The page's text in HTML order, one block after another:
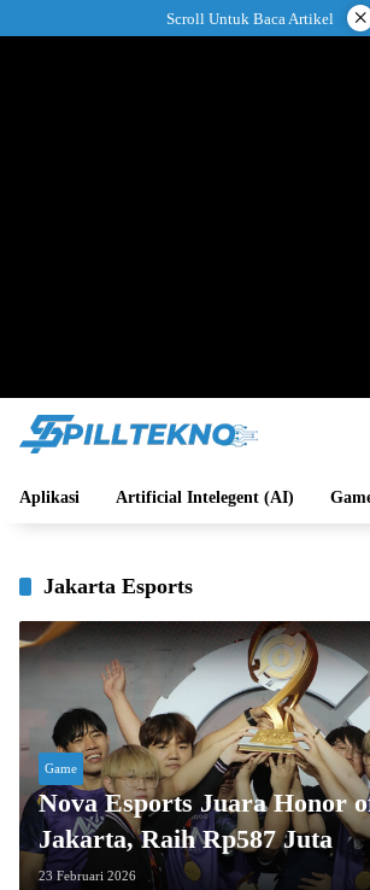
ke
Scroll Untuk Baca Artikel ×
Aplikasi Artificial Intelegent (AI)
Jakarta Esports
Game
Nova Esports Juara Honor
Jakarta, Raih Rp587 Juta
23 Februari 2026